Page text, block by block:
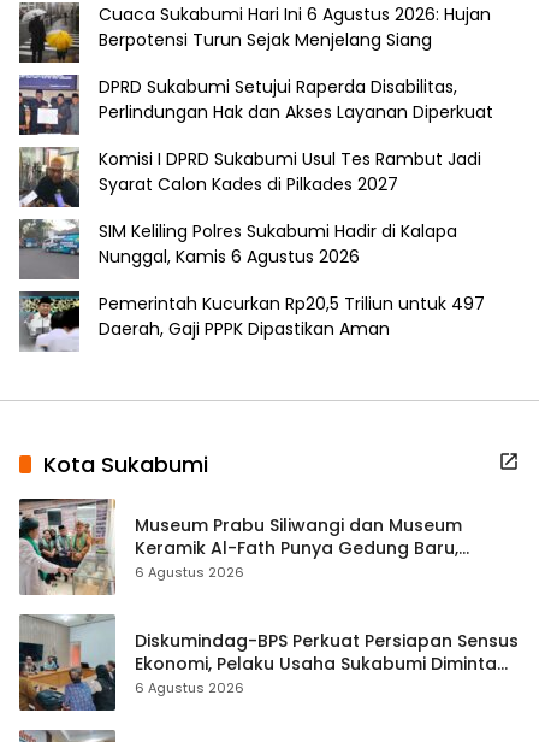
Cuaca Sukabumi Hari Ini 6 Agustus 2026: Hujan
Berpotensi Turun Sejak Menjelang Siang
DPRD Sukabumi Setujui Raperda Disabilitas,
Perlindungan Hak dan Akses Layanan Diperkuat
Komisi I DPRD Sukabumi Usul Tes Rambut Jadi
Syarat Calon Kades di Pilkades 2027
SIM Keliling Polres Sukabumi Hadir di Kalapa
Nunggal, Kamis 6 Agustus 2026
Pemerintah Kucurkan Rp20,5 Triliun untuk 497
Daerah, Gaji PPPK Dipastikan Aman
Kota Sukabumi
Museum Prabu Siliwangi dan Museum
Keramik Al-Fath Punya Gedung Baru,
Hampir 500 Koleksi Dipisahkan
6 Agustus 2026
Diskumindag-BPS Perkuat Persiapan Sensus
Ekonomi, Pelaku Usaha Sukabumi Diminta
Terbuka Beri Data
6 Agustus 2026